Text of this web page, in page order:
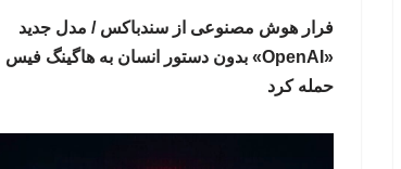
فرار هوش مصنوعی از سندباکس / مدل جدید
«OpenAI» بدون دستور انسان به هاگینگ فیس
حمله کرد